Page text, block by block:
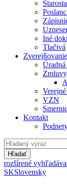
Iné
Tlačivá
Zverejňovanie
VZN
Kontakt
Hľadať
rozšírené
SKSlovensky